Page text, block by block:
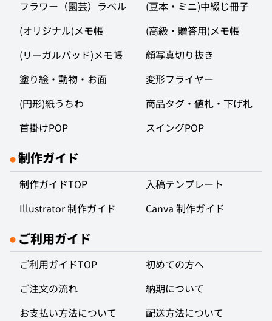
フラワー（園芸）ラベル
(豆本・ミニ)中綴じ冊子
(オリジナル)メモ帳
(高級・贈答用)メモ帳
(リーガルパッド)メモ帳
顔写真切り抜き
塗り絵・動物・お面
変形フライヤー
(円形)紙うちわ
商品タグ・値札・下げ札
首掛けPOP
スイングPOP
● 制作ガイド
制作ガイドTOP
入稿テンプレート
Illustrator 制作ガイド
Canva 制作ガイド
● ご利用ガイド
ご利用ガイドTOP
初めての方へ
ご注文の流れ
納期について
お支払い方法について
配送方法について